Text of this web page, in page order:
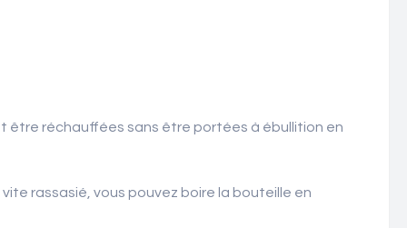
être réchauffées sans être portées à ébullition en
rassasié, vous pouvez boire la bouteille en